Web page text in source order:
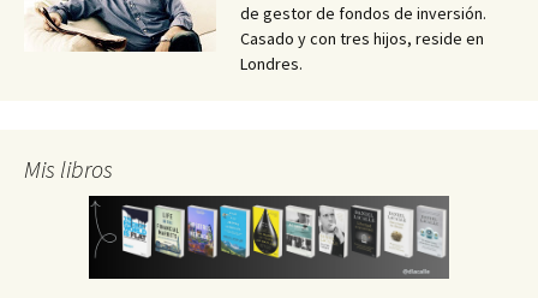
de gestor de fondos de inversión.
Casado y con tres hijos, reside en
Londres.
Mis libros